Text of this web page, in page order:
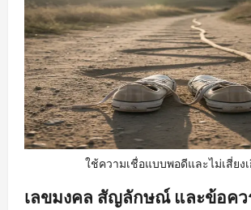
ใช้ความเชื่อแบบพอดีและไม่เสี่ยง
เลขมงคล สัญลักษณ์ และข้อคว